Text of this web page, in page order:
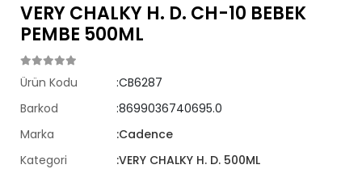
VERY CHALKY H. D. CH-10 BEBEK
PEMBE 500ML
Ürün Kodu
:CB6287
Barkod
:8699036740695.0
Marka
:Cadence
Kategori
:VERY CHALKY H. D. 500ML